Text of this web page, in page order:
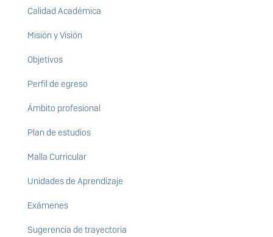
Calidad Académica
Misión y Visión
Objetivos
Perfil de egreso
Ámbito profesional
Plan de estudios
Malla Curricular
Unidades de Aprendizaje
Exámenes
Sugerencia de trayectoria